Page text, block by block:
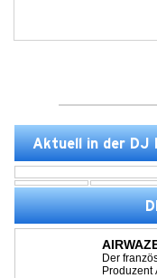
Aktuell in der DJ
Der
Produzent